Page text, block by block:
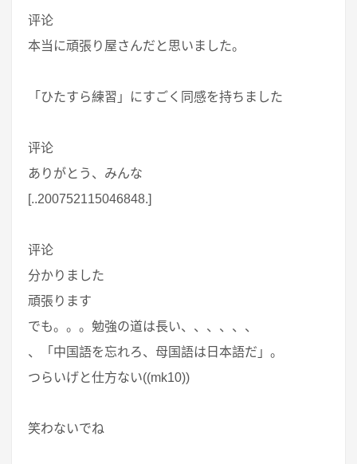
评论
本当に頑張り屋さんだと思いました。
「ひたすら練習」にすごく同感を持ちました
评论
ありがとう、みんな
[..200752115046848.]
评论
分かりました
頑張ります
でも。。。勉強の道は長い、、、、、、
、「中国語を忘れろ、母国語は日本語だ」。
つらいげと仕方ない((mk10))
笑わないでね